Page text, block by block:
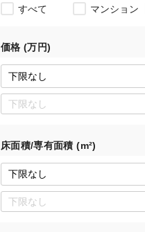
すべて マンション
価格 (万円)
床面積/専有面積 (m²)